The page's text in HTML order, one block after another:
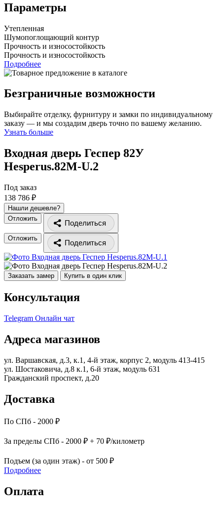
Параметры
Утепленная
Шумопоглощающий контур
Прочность и износостойкость
Прочность и износостойкость
Подробнее
Безграничные возможности
Выбирайте отделку, фурнитуру и замки по индивидуальному
заказу — и мы создадим дверь точно по вашему желанию.
Узнать больше
Входная дверь Геспер 82У
Hesperus.82M-U.2
Под заказ
138 786 ₽
Нашли дешевле?
Отложить
Поделиться
Отложить
Поделиться
Заказать замер Купить в один клик
Консультация
Telegram Онлайн чат
Адреса магазинов
ул. Варшавская, д.3, к.1, 4-й этаж, корпус 2, модуль 413-415
ул. Шостаковича, д.8 к.1, 6-й этаж, модуль 631
Гражданский проспект, д.20
Доставка
По СПб - 2000 ₽
За пределы СПб - 2000 ₽ + 70 ₽/километр
Подъем (за один этаж) - от 500 ₽
Подробнее
Оплата